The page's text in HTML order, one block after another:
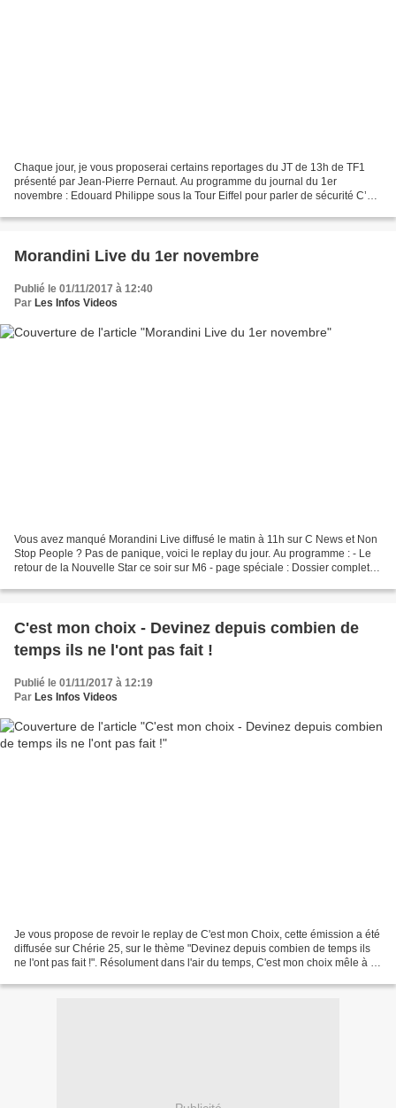
Chaque jour, je vous proposerai certains reportages du JT de 13h de TF1
présenté par Jean-Pierre Pernaut. Au programme du journal du 1er
novembre : Edouard Philippe sous la Tour Eiffel pour parler de sécurité C’est
Morandini Live du 1er novembre
Publié le 01/11/2017 à 12:40
Par Les Infos Videos
Vous avez manqué Morandini Live diffusé le matin à 11h sur C News et Non
Stop People ? Pas de panique, voici le replay du jour. Au programme : - Le
retour de la Nouvelle Star ce soir sur M6 - page spéciale : Dossier complet
C'est mon choix - Devinez depuis combien de
temps ils ne l'ont pas fait !
Publié le 01/11/2017 à 12:19
Par Les Infos Videos
Je vous propose de revoir le replay de C'est mon Choix, cette émission a été
diffusée sur Chérie 25, sur le thème "Devinez depuis combien de temps ils
ne l'ont pas fait !". Résolument dans l'air du temps, C'est mon choix mêle à la